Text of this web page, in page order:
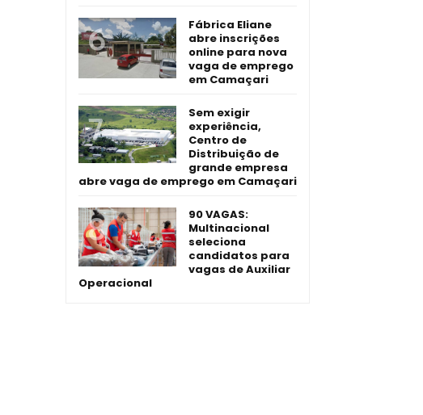
Fábrica Eliane
abre inscrições
online para nova
vaga de emprego
em Camaçari
Sem exigir
experiência,
Centro de
Distribuição de
grande empresa
abre vaga de emprego em Camaçari
90 VAGAS:
Multinacional
seleciona
candidatos para
vagas de Auxiliar
Operacional